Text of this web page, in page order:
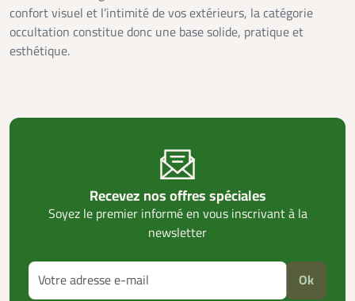
confort visuel et l’intimité de vos extérieurs, la catégorie
occultation constitue donc une base solide, pratique et
esthétique.
Recevez nos offres spéciales
Soyez le premier informé en vous inscrivant à la
newsletter
Ok